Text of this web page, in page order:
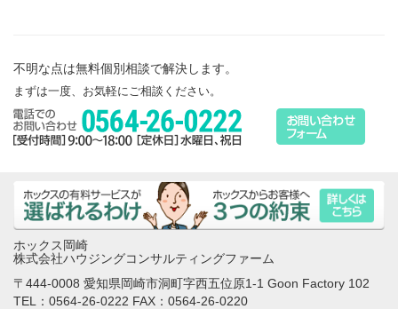
不明な点は無料個別相談で解決します。
まずは一度、お気軽にご相談ください。
ホックス岡崎
株式会社ハウジングコンサルティングファーム
〒444-0008 愛知県岡崎市洞町字西五位原1-1 Goon Factory 102
TEL：0564-26-0222 FAX：0564-26-0220